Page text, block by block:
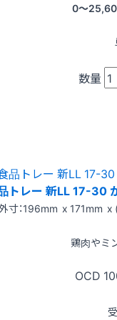
0〜
数量
トレー 新LL 17-30
寸：196mm x 171mm x
鶏肉やミ
OCD